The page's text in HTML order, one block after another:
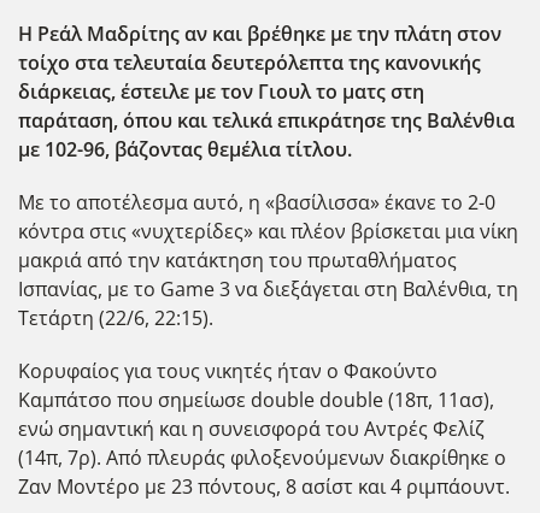
Η Ρεάλ Μαδρίτης αν και βρέθηκε με την πλάτη στον
τοίχο στα τελευταία δευτερόλεπτα της κανονικής
διάρκειας, έστειλε με τον Γιουλ το ματς στη
παράταση, όπου και τελικά επικράτησε της Βαλένθια
με 102-96, βάζοντας θεμέλια τίτλου.
Με το αποτέλεσμα αυτό, η «βασίλισσα» έκανε το 2-0
κόντρα στις «νυχτερίδες» και πλέον βρίσκεται μια νίκη
μακριά από την κατάκτηση του πρωταθλήματος
Ισπανίας, με το Game 3 να διεξ΄αγεται στη Βαλένθια, τη
Τετάρτη (22/6, 22:15).
Κορυφαίος για τους νικητές ήταν ο Φακούντο
Καμπάτσο που σημείωσε double double (18π, 11ασ),
ενώ σημαντική και η συνεισφορά του Αντρές Φελίζ
(14π, 7ρ). Από πλευράς φιλοξενούμενων διακρίθηκε ο
Ζαν Μοντέρο με 23 πόντους, 8 ασίστ και 4 ριμπάουντ.